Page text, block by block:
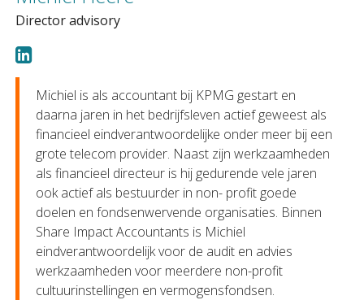
Director advisory
Michiel is als accountant bij KPMG gestart en
daarna jaren in het bedrijfsleven actief geweest als
financieel eindverantwoordelijke onder meer bij een
grote telecom provider. Naast zijn werkzaamheden
als financieel directeur is hij gedurende vele jaren
ook actief als bestuurder in non- profit goede
doelen en fondsenwervende organisaties. Binnen
Share Impact Accountants is Michiel
eindverantwoordelijk voor de audit en advies
werkzaamheden voor meerdere non-profit
cultuurinstellingen en vermogensfondsen.